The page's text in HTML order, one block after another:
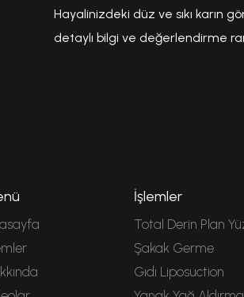
Hayalinizdeki düz ve sıkı karın
detaylı bilgi ve değerlendirme
İşlemler
Total Derin Plan
Şakak Germe
Gıdı Liposuction